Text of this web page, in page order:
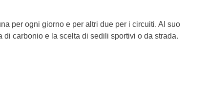
per ogni giorno e per altri due per i circuiti. Al suo
di carbonio e la scelta di sedili sportivi o da strada.